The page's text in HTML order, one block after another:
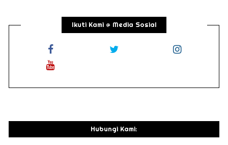
Ikuti Kami @ Media Sosial
Hubungi Kami: